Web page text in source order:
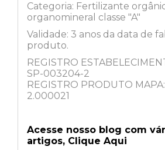
Categoria: Fertilizante
organomineral classe "A"
Validade: 3 anos da data de
produto.
REGISTRO
SP-003204-2
REGISTRO PRODUTO
2.000021
Acesse nosso blog com
artigos, Clique Aqui